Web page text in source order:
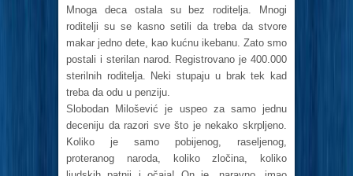
Mnoga deca ostala su bez roditelja. Mnogi
roditelji su se kasno setili da treba da stvore
makar jedno dete, kao kućnu ikebanu. Zato smo
postali i sterilan narod. Registrovano je 400.000
sterilnih roditelja. Neki stupaju u brak tek kad
treba da odu u penziju.
Slobodan Milošević je uspeo za samo jednu
deceniju da razori sve što je nekako skrpljeno.
Koliko je samo pobijenog, raseljenog,
proteranog naroda, koliko zločina, koliko